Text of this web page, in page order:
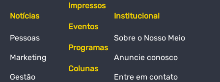
Notícias
Pessoas
Marketing
Gestão
Impressos
Eventos
Programas
Colunas
Institucional
Sobre o Nosso Meio
Anuncie conosco
Entre em contato